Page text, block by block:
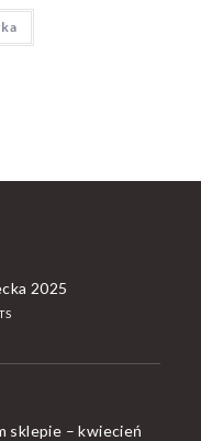
2025
sklepie – kwiecień